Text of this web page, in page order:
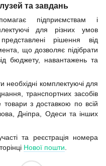
та завдань
підприємствам і
для різних умов
рішення від
що дозволяє підібрати
бюджету, навантажень та
необхідні комплектуючі для
транспортних засобів
товари з доставкою по всій
Дніпра, Одеси та інших
та реєстрація номера
Нової пошти